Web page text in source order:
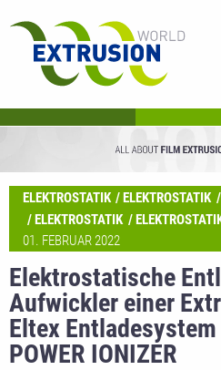
ELEKTROSTATIK ELEKTROSTATIK
ELEKTROSTATIK
01. FEBRUAR 2022
Elektrostatische
Aufwickler einer
Eltex
POWER IONIZER